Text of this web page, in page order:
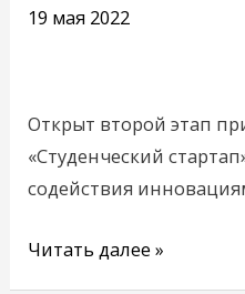
19 мая 2022
Открыт второй этап
«Студенческий
содействия
миллиону
собственный
стартап
Читать далее »